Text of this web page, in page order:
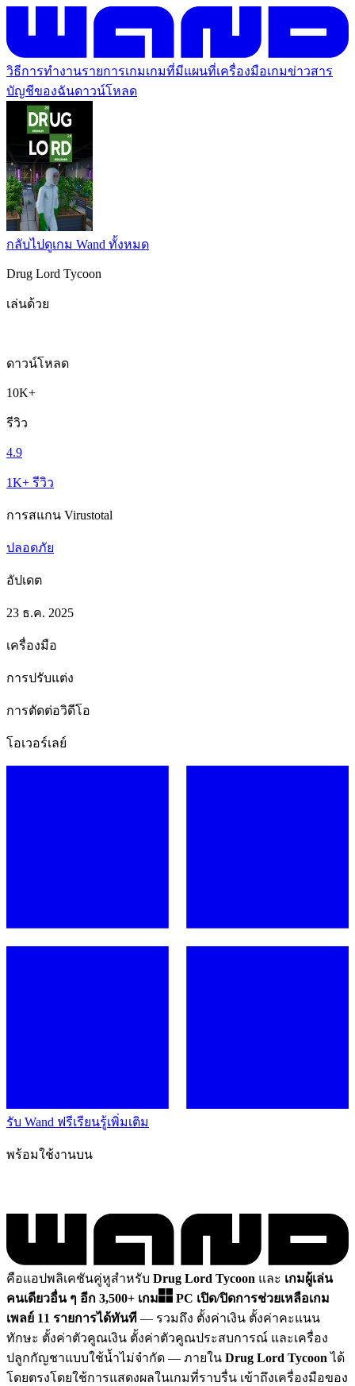
วิธีการทำงานรายการเกมเกมที่มีแผนที่เครื่องมือเกมข่าวสาร
บัญชีของฉันดาวน์โหลด
กลับไปดูเกม Wand ทั้งหมด
Drug Lord Tycoon
เล่นด้วย
ดาวน์โหลด
10K+
รีวิว
4.9
1K+ รีวิว
การสแกน Virustotal
ปลอดภัย
อัปเดต
23 ธ.ค. 2025
เครื่องมือ
การปรับแต่ง
การตัดต่อวิดีโอ
โอเวอร์เลย์
รับ Wand ฟรีเรียนรู้เพิ่มเติม
พร้อมใช้งานบน
คือแอปพลิเคชันคู่หูสำหรับ Drug Lord Tycoon และ เกมผู้เล่น
คนเดียวอื่น ๆ อีก 3,500+ เกม
PC เปิด/ปิดการช่วยเหลือเกม
เพลย์ 11 รายการได้ทันที — รวมถึง ตั้งค่าเงิน ตั้งค่าคะแนน
ทักษะ ตั้งค่าตัวคูณเงิน ตั้งค่าตัวคูณประสบการณ์ และเครื่อง
ปลูกกัญชาแบบใช้น้ำไม่จำกัด — ภายใน Drug Lord Tycoon ได้
โดยตรงโดยใช้การแสดงผลในเกมที่ราบรื่น เข้าถึงเครื่องมือของ